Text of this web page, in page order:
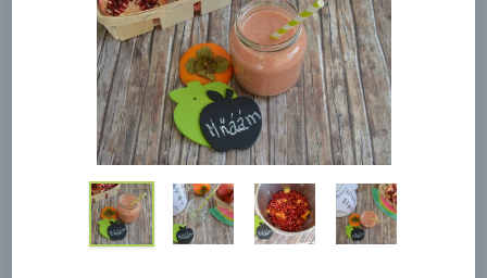
Brokolicová polievka so
syrom
00:25 Zobraziť